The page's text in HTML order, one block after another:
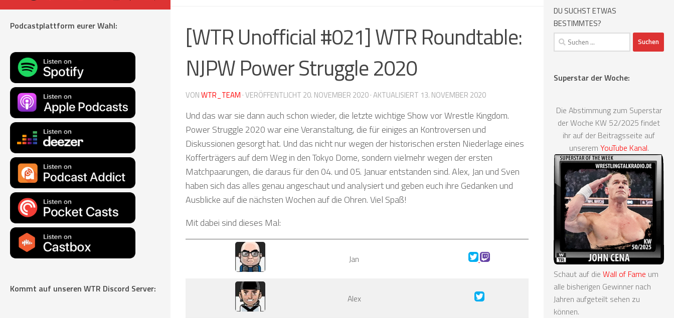
[WTR Unofficial #021] WTR Roundtable:
NJPW Power Struggle 2020
VONWTR_TEAM · VERÖFFENTLICHT 20. NOVEMBER 2020· AKTUALISIERT 13. NOVEMBER 2020
Und das war sie dann auch schon wieder, die letzte wichtige Show vor Wrestle Kingdom.
Power Struggle 2020 war eine Veranstaltung, die für einiges an Kontroversen und
Diskussionen gesorgt hat. Und das nicht nur wegen der historischen ersten Niederlage eines
Kofferträgers auf dem Weg in den Tokyo Dome, sondern vielmehr wegen der ersten
Matchpaarungen, die daraus für den 04. und 05. Januar entstanden sind. Alex, Jan und Sven
haben sich das alles genau angeschaut und analysiert und geben euch ihre Gedanken und
Ausblicke auf die nächsten Wochen auf die Ohren. Viel Spaß!
Mit dabei sind dieses Mal:
Jan
Alex
Podcastplattform eurer Wahl:
Kommt auf unseren WTR Discord Server:
DU SUCHST ETWAS
BESTIMMTES?
Suchen
nach:
Superstar der Woche:
Die Abstimmung zum Superstar
der Woche KW 52/2025 findet
ihr auf der Beitragsseite auf
unserem YouTube Kanal.
Schaut auf die Wall of Fame um
alle bisherigen Gewinner nach
Jahren aufgeteilt sehen zu
können.